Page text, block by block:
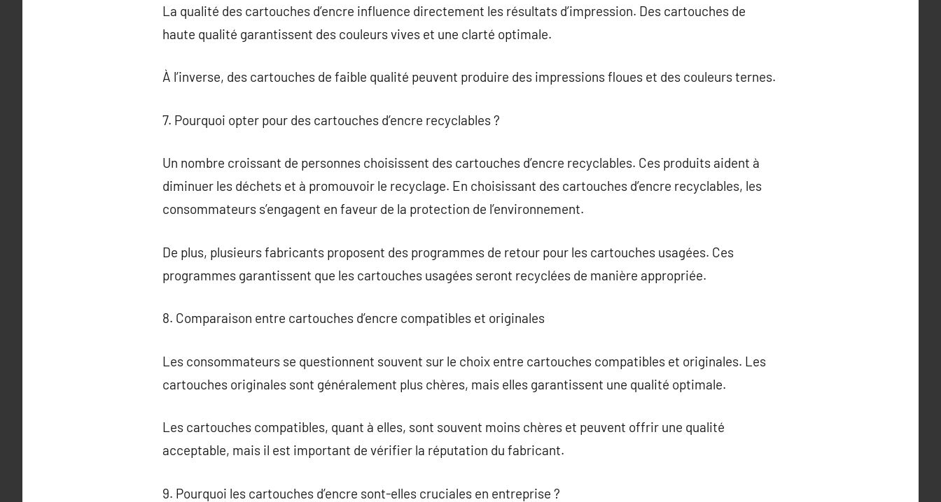
La qualité des cartouches d’encre influence directement les résultats d’impression. Des cartouches de
haute qualité garantissent des couleurs vives et une clarté optimale.
À l’inverse, des cartouches de faible qualité peuvent produire des impressions floues et des couleurs ternes.
7. Pourquoi opter pour des cartouches d’encre recyclables ?
Un nombre croissant de personnes choisissent des cartouches d’encre recyclables. Ces produits aident à
diminuer les déchets et à promouvoir le recyclage. En choisissant des cartouches d’encre recyclables, les
consommateurs s’engagent en faveur de la protection de l’environnement.
De plus, plusieurs fabricants proposent des programmes de retour pour les cartouches usagées. Ces
programmes garantissent que les cartouches usagées seront recyclées de manière appropriée.
8. Comparaison entre cartouches d’encre compatibles et originales
Les consommateurs se questionnent souvent sur le choix entre cartouches compatibles et originales. Les
cartouches originales sont généralement plus chères, mais elles garantissent une qualité optimale.
Les cartouches compatibles, quant à elles, sont souvent moins chères et peuvent offrir une qualité
acceptable, mais il est important de vérifier la réputation du fabricant.
9. Pourquoi les cartouches d’encre sont-elles cruciales en entreprise ?